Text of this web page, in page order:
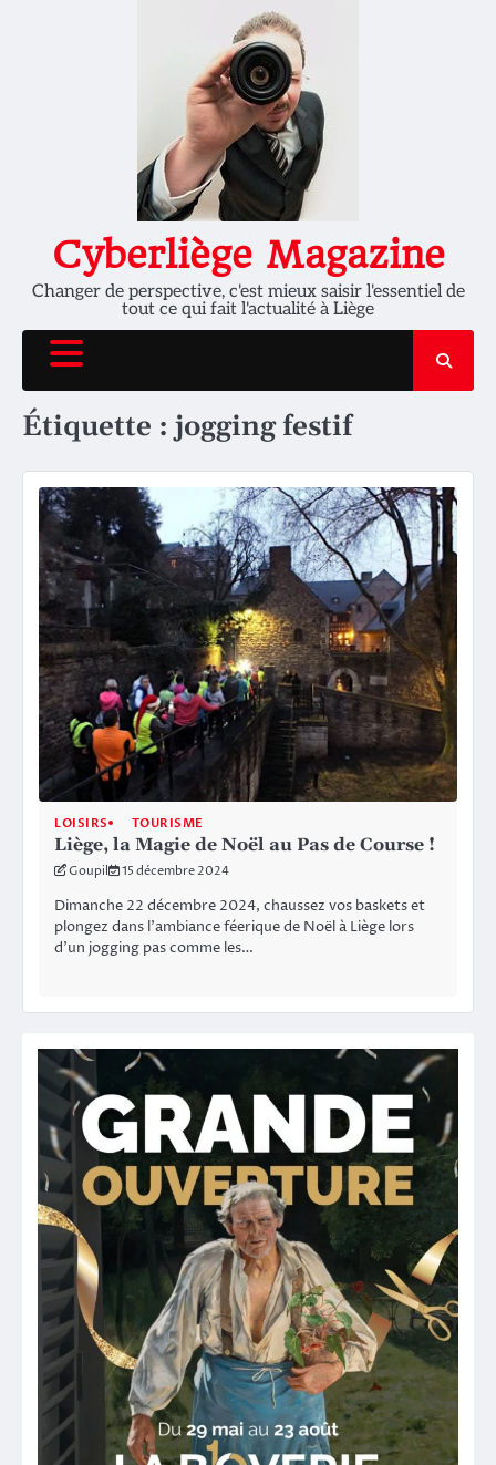
Cyberliège Magazine
Changer de perspective, c'est mieux saisir l'essentiel de
tout ce qui fait l'actualité à Liège
Étiquette :jogging festif
LOISIRS TOURISME
Liège, la Magie de Noël au Pas de Course !
Goupil 15 décembre 2024
Dimanche 22 décembre 2024, chaussez vos baskets et
plongez dans l’ambiance féerique de Noël à Liège lors
d’un jogging pas comme les…